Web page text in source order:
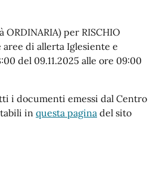
per RISCHIO
aree di allerta Iglesiente e
del 09.11.2025 alle ore 09:00
i documenti emessi dal Centro
in questa pagina del sito